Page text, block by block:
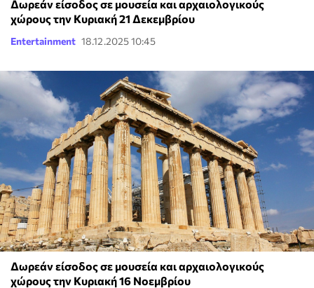
Δωρεάν είσοδος σε μουσεία και αρχαιολογικούς
χώρους την Κυριακή 21 Δεκεμβρίου
Entertainment 18.12.2025 10:45
Δωρεάν είσοδος σε μουσεία και αρχαιολογικούς
χώρους την Κυριακή 16 Νοεμβρίου